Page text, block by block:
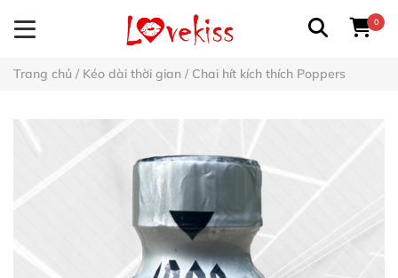
0
Trang chủ / Kéo dài thời gian / Chai hít kích thích Poppers